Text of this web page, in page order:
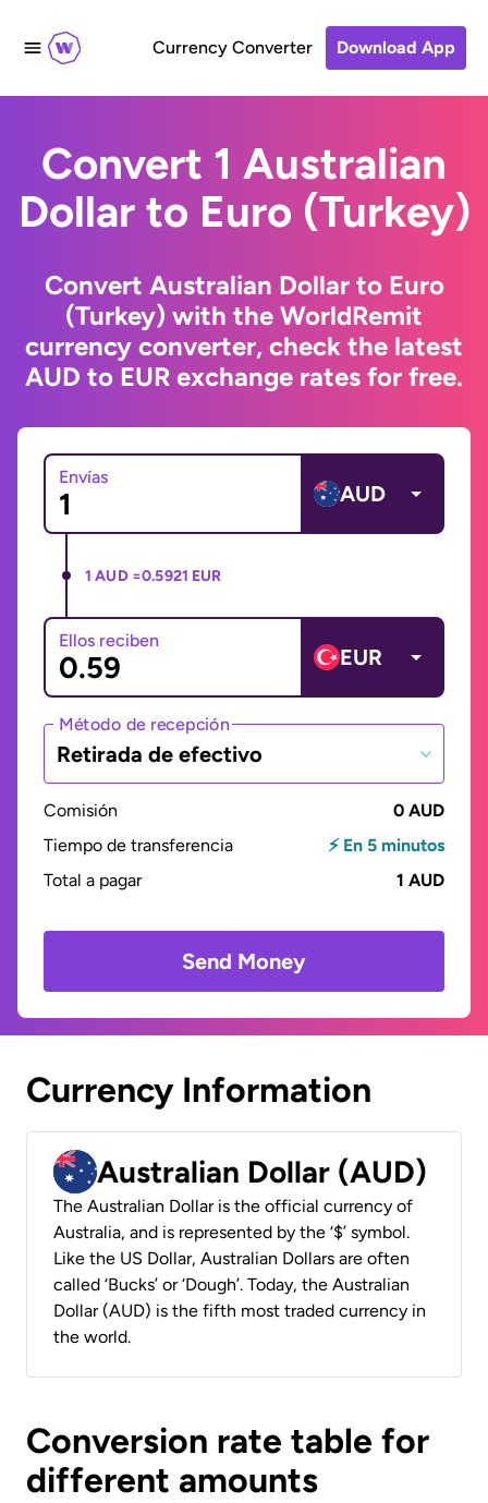
Currency Converter Download App
Convert 1 Australian
Dollar to Euro (Turkey)
Convert Australian Dollar to Euro
(Turkey) with the WorldRemit
currency converter, check the latest
AUD to EUR exchange rates for free.
Envías
AUD
1 AUD =0.5921 EUR
Ellos reciben
EUR
Método de recepción
Retirada de efectivo
Comisión
0 AUD
Tiempo de transferencia
⚡ En 5 minutos
Total a pagar
1 AUD
Send Money
Currency Information
Australian Dollar (AUD)
The Australian Dollar is the official currency of
Australia, and is represented by the ‘$’ symbol.
Like the US Dollar, Australian Dollars are often
called ‘Bucks’ or ‘Dough’. Today, the Australian
Dollar (AUD) is the fifth most traded currency in
the world.
Conversion rate table for
different amounts